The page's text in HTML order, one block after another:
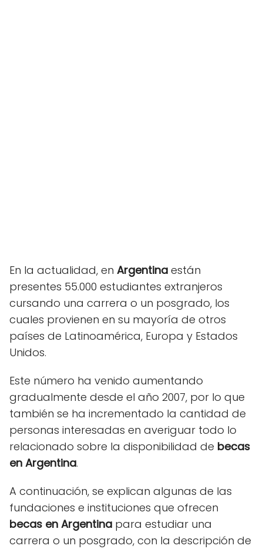
En la actualidad, en Argentina están
presentes 55.000 estudiantes extranjeros
cursando una carrera o un posgrado, los
cuales provienen en su mayoría de otros
países de Latinoamérica, Europa y Estados
Unidos.
Este número ha venido aumentando
gradualmente desde el año 2007, por lo que
también se ha incrementado la cantidad de
personas interesadas en averiguar todo lo
relacionado sobre la disponibilidad de becas
en Argentina.
A continuación, se explican algunas de las
fundaciones e instituciones que ofrecen
becas en Argentina para estudiar una
carrera o un posgrado, con la descripción de